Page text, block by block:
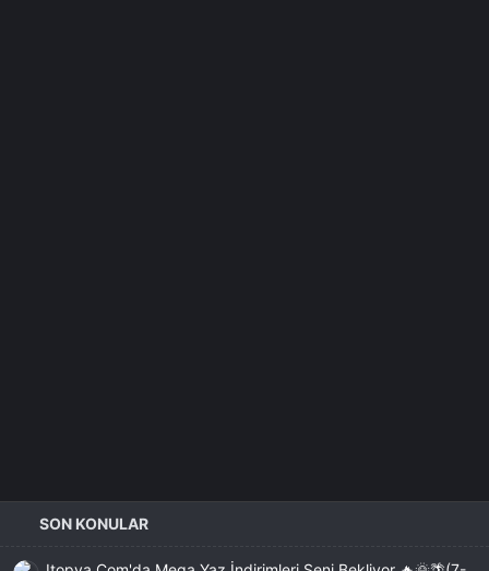
SON KONULAR